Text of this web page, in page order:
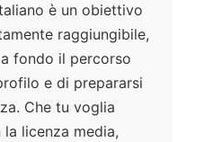
è un obiettivo
raggiungibile,
fondo il percorso
e di prepararsi
Che tu voglia
licenza media,